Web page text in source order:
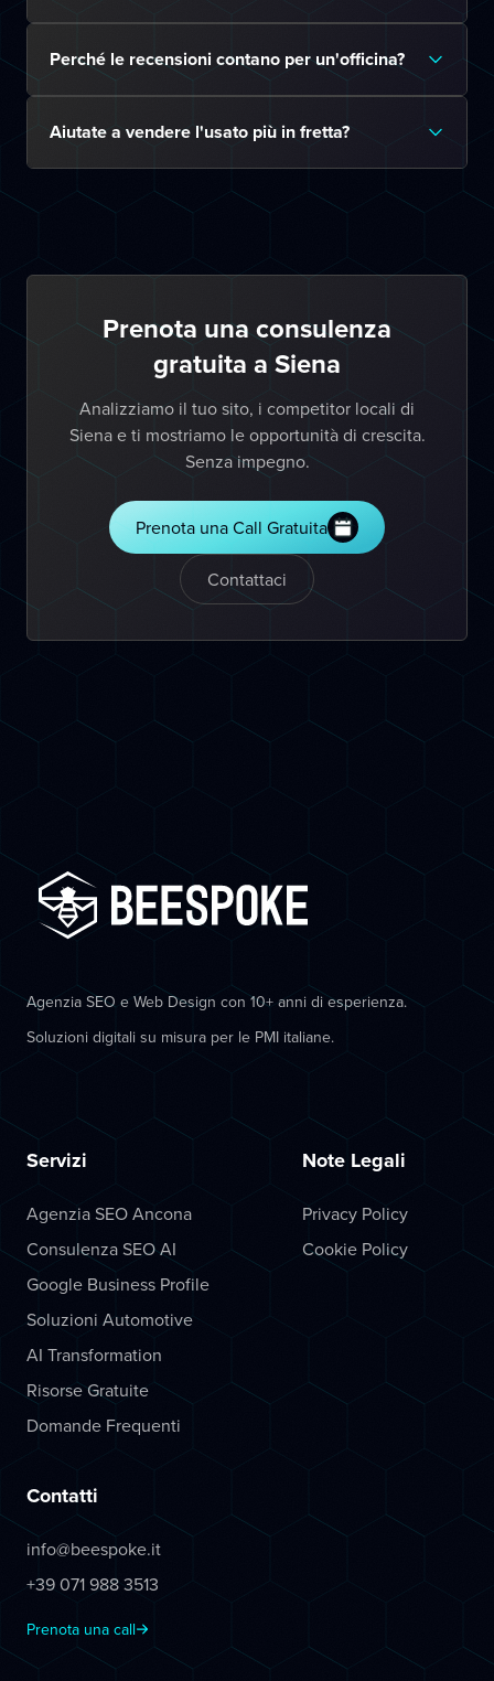
Perché le recensioni contano per un'officina?
Aiutate a vendere l'usato più in fretta?
Prenota una consulenza
gratuita a Siena
Analizziamo il tuo sito, i competitor locali di
Siena e ti mostriamo le opportunità di crescita.
Senza impegno.
Prenota una Call Gratuita
Contattaci
Agenzia SEO e Web Design con 10+ anni di esperienza.
Soluzioni digitali su misura per le PMI italiane.
Servizi
Agenzia SEO Ancona
Consulenza SEO AI
Google Business Profile
Soluzioni Automotive
AI Transformation
Risorse Gratuite
Domande Frequenti
Note Legali
Privacy Policy
Cookie Policy
Contatti
info@beespoke.it
+39 071 988 3513
Prenota una call